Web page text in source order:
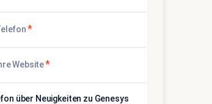
*
Website*
über Neuigkeiten zu Genesys